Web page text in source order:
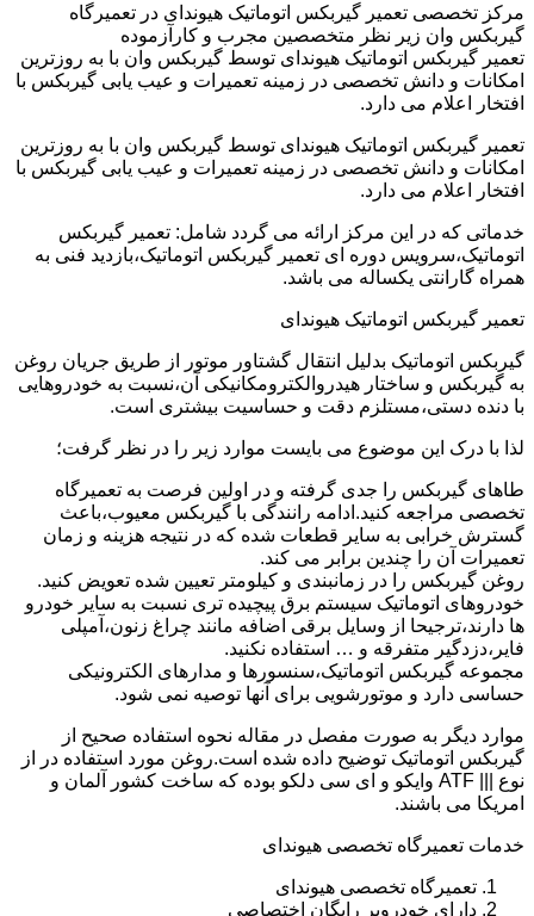
مرکز تخصصی تعمیر گیربکس اتوماتیک هیوندای در تعمیرگاه
گیربکس وان زیر نظر متخصصین مجرب و کارآزموده
تعمیر گیربکس اتوماتیک هیوندای توسط گیربکس وان با به روزترین
امکانات و دانش تخصصی در زمینه تعمیرات و عیب یابی گیربکس با
افتخار اعلام می دارد.
تعمیر گیربکس اتوماتیک هیوندای توسط گیربکس وان با به روزترین
امکانات و دانش تخصصی در زمینه تعمیرات و عیب یابی گیربکس با
افتخار اعلام می دارد.
خدماتی که در این مرکز ارائه می گردد شامل: تعمیر گیربکس
اتوماتیک،سرویس دوره ای تعمیر گیربکس اتوماتیک،بازدید فنی به
همراه گارانتی یکساله می باشد.
تعمیر گیربکس اتوماتیک هیوندای
گیربکس اتوماتیک بدلیل انتقال گشتاور موتور از طریق جریان روغن
به گیربکس و ساختار هیدروالکترومکانیکی آن،نسبت به خودروهایی
با دنده دستی،مستلزم دقت و حساسیت بیشتری است.
لذا با درک این موضوع می بایست موارد زیر را در نظر گرفت؛
طاهای گیربکس را جدی گرفته و در اولین فرصت به تعمیرگاه
تخصصی مراجعه کنید.ادامه رانندگی با گیربکس معیوب،باعث
گسترش خرابی به سایر قطعات شده که در نتیجه هزینه و زمان
تعمیرات آن را چندین برابر می کند.
روغن گیربکس را در زمانبندی و کیلومتر تعیین شده تعویض کنید.
خودروهای اتوماتیک سیستم برق پیچیده تری نسبت به سایر خودرو
ها دارند،ترجیحا از وسایل برقی اضافه مانند چراغ زنون،آمپلی
فایر،دزدگیر متفرقه و … استفاده نکنید.
مجموعه گیربکس اتوماتیک،سنسورها و مدارهای الکترونیکی
حساسی دارد و موتورشویی برای آنها توصیه نمی شود.
موارد دیگر به صورت مفصل در مقاله نحوه استفاده صحیح از
گیربکس اتوماتیک توضیح داده شده است.روغن مورد استفاده در از
نوع ||| ATF وایکو و ای سی دلکو بوده که ساخت کشور آلمان و
امریکا می باشند.
خدمات تعمیرگاه تخصصی هیوندای
تعمیرگاه تخصصی هیوندای
دارای خودروبر رایگان اختصاصی